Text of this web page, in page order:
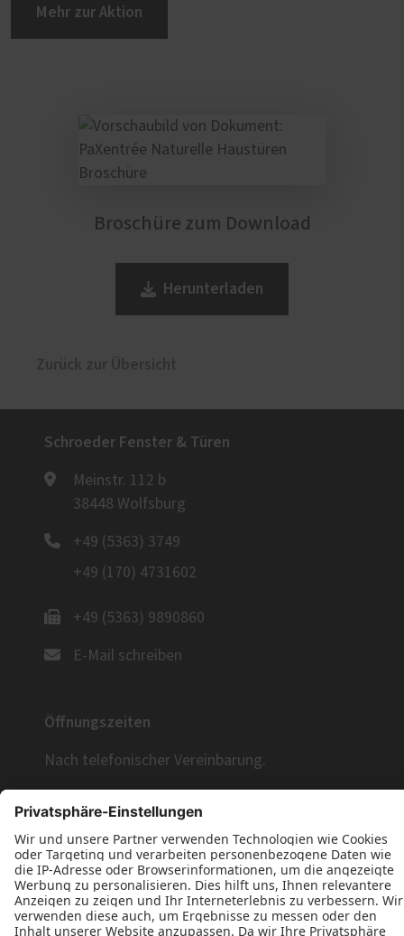
Mehr zur Aktion
Broschüre zum Download
Herunterladen
Schroeder Fenster & Türen
Meinstr. 112 b
38448 Wolfsburg
+49 (5363) 3749
+49 (170) 4731602
+49 (5363) 9890860
E-Mail schreiben
Öffnungszeiten
Nach telefonischer Vereinbarung.
Wir freuen uns auf Ihre Anfrage!
Jetzt Kontakt aufnehmen